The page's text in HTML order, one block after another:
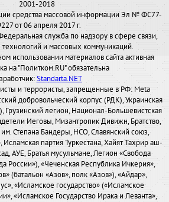
2001-2018
средства массовой информации Эл № ФС77-
от 06 апреля 2017 г.
служба по надзору в сфере связи,
и массовых коммуникаций.
использовании материалов сайта активная
на "Политком.RU" обязательна
Standarta.NET
и террористы, запрещенные в РФ: Meta
добровольческий корпус (РДК), Украинская
Грузинский легион, Национал-Большевистская
Иеговы, Мизантропик Дивижн, Братство,
им. Степана Бандеры, НСО, Славянский союз,
партия Туркестана, Хайят Тахрир аш-
АУЕ, Братья мусульмане, Легион «Свобода
России»), «Чеченская Республика Ичкерия»,
(батальон «Азов», полк «Азов»), «Айдар»,
«Исламское государство» («Исламское
«Исламское Государство Ирака и Леванта»,